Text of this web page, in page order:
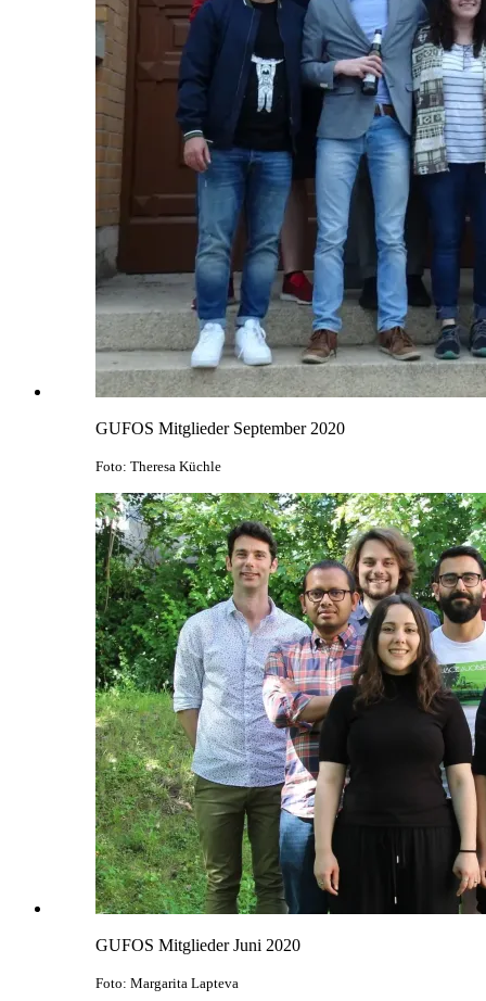
GUFOS Mitglieder September 2020
Foto: Theresa Küchle
GUFOS Mitglieder Juni 2020
Foto: Margarita Lapteva